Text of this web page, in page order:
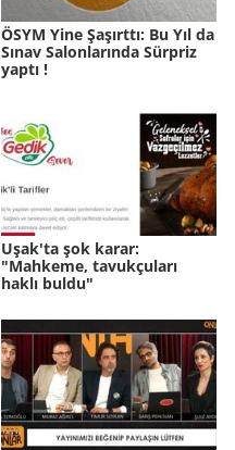
ÖSYM Yine Şaşırttı: Bu Yıl da
Sınav Salonlarında Sürpriz
yaptı !
Uşak'ta şok karar:
"Mahkeme, tavukçuları
haklı buldu"